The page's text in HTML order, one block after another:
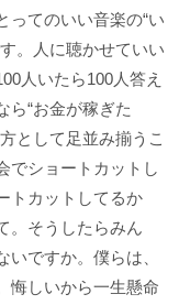
ってのいい音楽の“い
。人に聴かせていい
人いたら100人答え
ら“お金が稼ぎた
として足並み揃うこ
でショートカットし
トカットしてるか
。そうしたらみん
ですか。僕らは、
悔しいから一生懸命